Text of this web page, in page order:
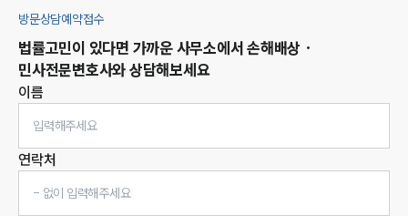
방문상담예약접수
법률고민이 있다면 가까운 사무소에서 손해배상 ·
민사전문변호사와 상담해보세요
이름
연락처